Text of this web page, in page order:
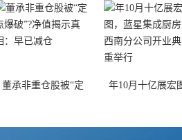
董承非重仓股被“定 年10月十亿展宏